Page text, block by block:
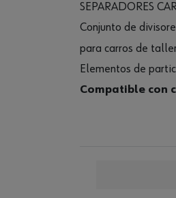
SEPARADORES
Conjunto de
para carros de
Elementos de
Compatible con